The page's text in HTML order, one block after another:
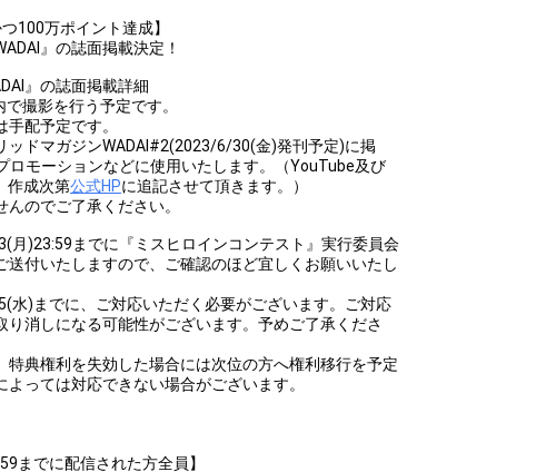
100万ポイント達成】
』の誌面掲載決定！
』の誌面掲載詳細
撮影を行う予定です。
配予定です。
ッドマガジンWADAI#2(2023/6/30(金)発刊予定)に掲
ロモーションなどに使用いたします。（YouTube及び
作成次第公式HPに追記させて頂きます。）
のでご了承ください。
月)23:59までに『ミスヒロインコンテスト』実行委員会
送付いたしますので、ご確認のほど宜しくお願いいたし
水)までに、ご対応いただく必要がございます。ご対応
り消しになる可能性がございます。予めご了承くださ
特典権利を失効した場合には次位の方へ権利移行を予定
っては対応できない場合がございます。
までに配信された方全員】